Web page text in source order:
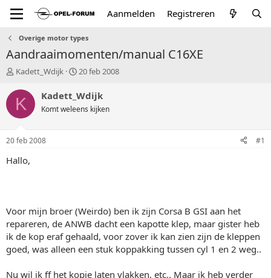
Aanmelden Registreren
Overige motor types
Aandraaimomenten/manual C16XE
T
p
t
a
r
Kadett_Wdijk
S
a
t
20 feb 2008
K Kadett_Wdijk
Komt weleens kijken
20 feb 2008 #1
Hallo,
Voor mijn broer (Weirdo) ben ik zijn Corsa B GSI aan het
repareren, de ANWB dacht een kapotte klep, maar gister heb
ik de kop eraf gehaald, voor zover ik kan zien zijn de kleppen
goed, was alleen een stuk koppakking tussen cyl 1 en 2 weg..
Nu wil ik ff het kopje laten vlakken, etc.. Maar ik heb verder